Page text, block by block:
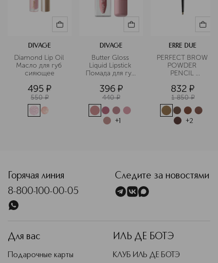
DIVAGE
Diamond Lip Oil
Масло для губ
сияющее
495 ¤
550 ¤
DIVAGE
Butter Gloss
Liquid Lipstick
Помада для губ
396 ¤
440 ¤
+1
ERRE DUE
PERFECT BROW
POWDER
PENCIL
бровей стойкий
832 ¤
1 850 ¤
+2
Горячая линия
8-800-100-00-05
Следите за новостями
Для вас
Подарочные карты
ИЛЬ ДЕ БОТЭ
КЛУБ ИЛЬ ДЕ БОТЭ